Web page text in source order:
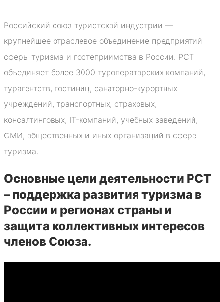
Российский союз туристской индустрии —
крупнейшее отраслевое объединение предприятий
сферы туризма и гостеприимства в России. РСТ
объединяет более 3000 туроператорских компаний,
турагентств, гостиниц, санаторно-курортных
учреждений, транспортных, страховых,
консалтинговых, IT-компаний, учебных заведений,
СМИ, общественных и иных организаций в сфере
туризма.
Основные цели деятельности РСТ
– поддержка развития туризма в
России и регионах страны и
защита коллективных интересов
членов Союза.